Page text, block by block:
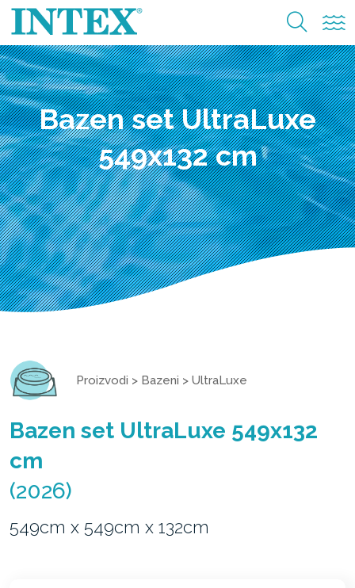
Bazen set UltraLuxe
549x132 cm
Proizvodi > Bazeni > UltraLuxe
Bazen set UltraLuxe 549x132
cm
(2026)
549cm x 549cm x 132cm